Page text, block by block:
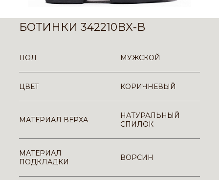
БОТИНКИ 342210BX-B
ПОЛ МУЖСКОЙ
ЦВЕТ КОРИЧНЕВЫЙ
МАТЕРИАЛ ВЕРХА
НАТУРАЛЬНЫЙ
СПИЛОК
МАТЕРИАЛ
ПОДКЛАДКИ
ВОРСИН